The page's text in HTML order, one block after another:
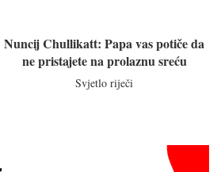
Nuncij Chullikatt: Papa vas potiče da
ne pristajete na prolaznu sreću
Svjetlo riječi